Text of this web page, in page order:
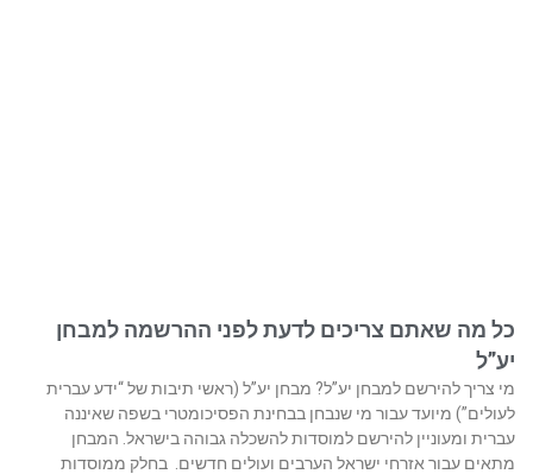
כל מה שאתם צריכים לדעת לפני ההרשמה למבחן
יע”ל
מי צריך להירשם למבחן יע”ל? מבחן יע”ל (ראשי תיבות של “ידע עברית
לעולים”) מיועד עבור מי שנבחן בבחינת הפסיכומטרי בשפה שאיננה
עברית ומעוניין להירשם למוסדות להשכלה גבוהה בישראל. המבחן
מתאים עבור אזרחי ישראל הערבים ועולים חדשים. בחלק ממוסדות